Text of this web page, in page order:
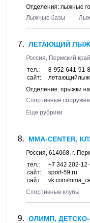
Отделения: лыжные
Лыжные базы
ЛЕТАЮЩИЙ
Россия, Пермский
тел.:
8-952-641-91-
сайт:
Отделение: прыжки
Спортивные
Еще рубрики
ММА-CENTER,
Россия, 614068, г.
тел.:
+7 342 202-
сайт:
sport-59.ru
сайт:
vk.com/
Спортивные клубы
ОЛИМП,